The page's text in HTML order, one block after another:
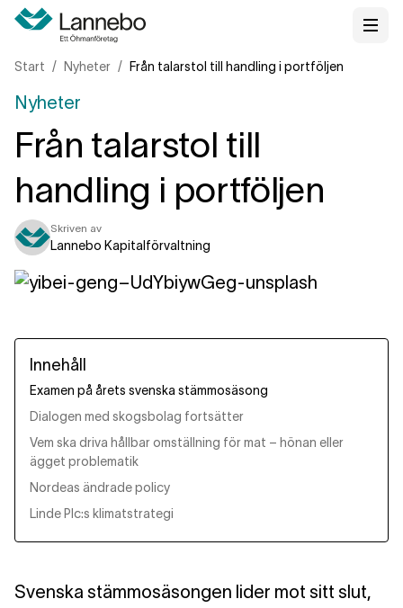
Start Nyheter Från talarstol till handling i portföljen
Nyheter
Från talarstol till
handling i portföljen
Skriven av
Lannebo Kapitalförvaltning
Innehåll
Examen på årets svenska stämmosäsong
Dialogen med skogsbolag fortsätter
Vem ska driva hållbar omställning för mat – hönan eller
ägget problematik
Nordeas ändrade policy
Linde Plc:s klimatstrategi
Svenska stämmosäsongen lider mot sitt slut,